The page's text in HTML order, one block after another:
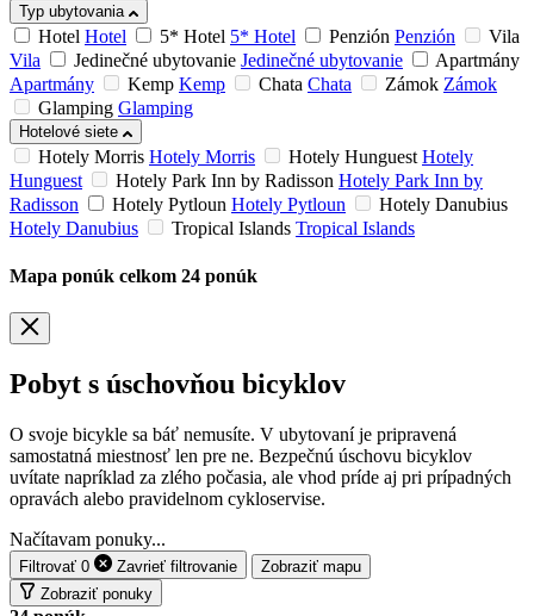
Typ ubytovania
Hotel Hotel 5* Hotel 5* Hotel Penzión Penzión
Vila
Vila
Jedinečné ubytovanie Jedinečné ubytovanie
Apartmány
Apartmány
Kemp Kemp Chata Chata Zámok Zámok
Glamping Glamping
Hotelové siete
Hotely Morris Hotely Morris Hotely Hunguest Hotely
Hunguest
Hotely Park Inn by Radisson Hotely Park Inn by
Radisson
Hotely Pytloun Hotely Pytloun
Hotely Danubius
Hotely Danubius
Tropical Islands Tropical Islands
Mapa ponúk celkom 24 ponúk
Pobyt s úschovňou bicyklov
O svoje bicykle sa báť nemusíte. V ubytovaní je pripravená
samostatná miestnosť len pre ne. Bezpečnú úschovu bicyklov
uvítate napríklad za zlého počasia, ale vhod príde aj pri prípadných
opravách alebo pravidelnom cykloservise.
Načítavam ponuky...
Filtrovať 0 Zavrieť filtrovanie
Zobraziť mapu
Zobraziť ponuky